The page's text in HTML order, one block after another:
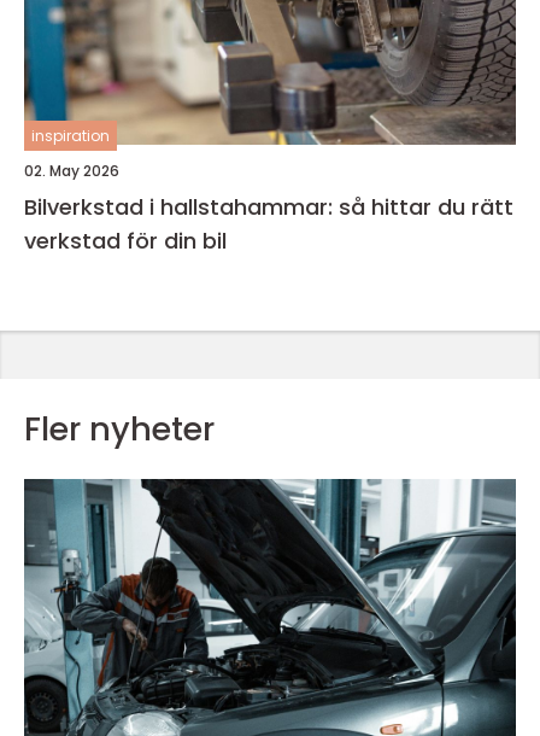
inspiration
02. May 2026
Bilverkstad i hallstahammar: så hittar du rätt
verkstad för din bil
Fler nyheter